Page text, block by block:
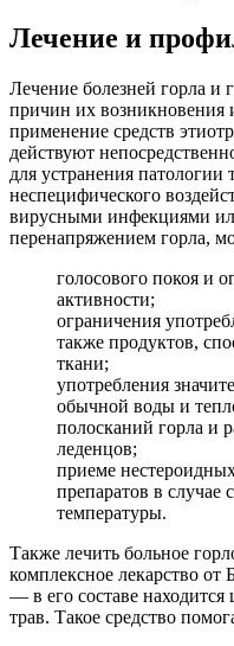
Лечение и
Лечение болезней горла и
причин их возникновения
применение средств
действуют
для устранения
неспецифического
вирусными инфекциями
перенапряжением горла,
голосового покоя и
активности;
ограничения
также продуктов,
ткани;
употребления
обычной воды и
полосканий горла и
леденцов;
приеме
препаратов в случае
температуры.
Также лечить больное
комплексное лекарство от
— в его составе находится
трав. Такое средство